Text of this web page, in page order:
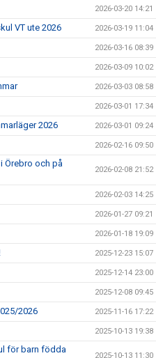
2026-03-20 14:21
VT ute 2026 2026-03-19 11:04
2026-03-16 08:39
2026-03-09 10:02
2026-03-03 08:58
2026-03-01 17:34
2026 2026-03-01 09:24
2026-02-16 09:50
Örebro och på
2026-02-08 21:52
2026-02-03 14:25
2026-01-27 09:21
2026-01-18 19:09
2025-12-23 15:07
2025-12-14 23:00
2025-12-08 09:45
2026 2025-11-16 17:22
2025-10-13 19:38
för barn födda
2025-10-13 11:30